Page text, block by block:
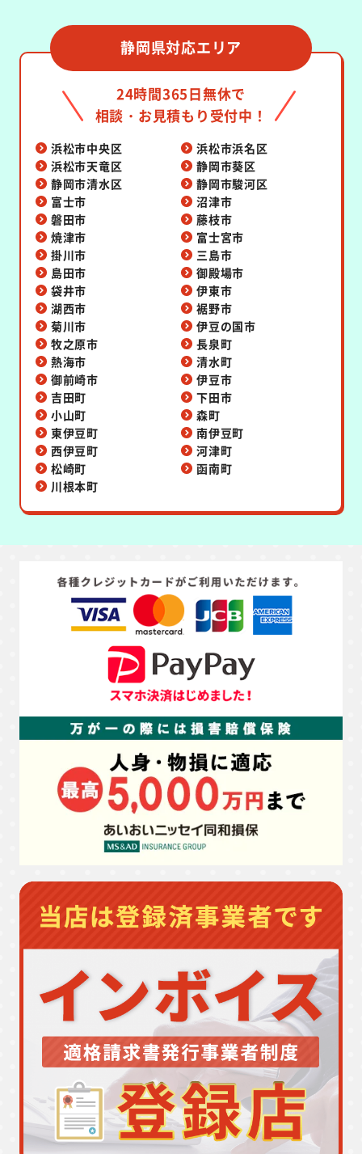
静岡県対応エリア
24時間365日無休で
相談・お見積もり受付中！
浜松市中央区
浜松市浜名区
浜松市天竜区
静岡市葵区
静岡市清水区
静岡市駿河区
富士市
沼津市
磐田市
藤枝市
焼津市
富士宮市
掛川市
三島市
島田市
御殿場市
袋井市
伊東市
湖西市
裾野市
菊川市
伊豆の国市
牧之原市
長泉町
熱海市
清水町
御前崎市
伊豆市
吉田町
下田市
小山町
森町
東伊豆町
南伊豆町
西伊豆町
河津町
松崎町
函南町
川根本町